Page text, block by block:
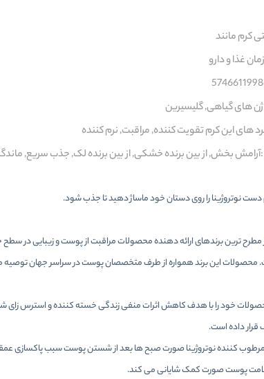
کرم مانند
غذا و دارو
های گیاهی, گلیسیرین
های این کرمتقویت کننده,مراقبت, نرم کننده
آرامش بخش, از بین برنده خشکی, از بین برنده لک, جذب سریع,
دست نوتروژینا را روی دستان خود ماساژ دهید تا جذب شود.
ترین برندهای ارائه دهنده محصولات مراقبت از پوست و زیبایی در
محصولات این برند همواره از طرف متخصصان پوست در سراسر جهان
خود را با هدف کاهش اثرات منفی زندگی خسته کننده و استرس
داده است.
مرطوب کننده نوتروژینا صورت صبح ها بعد از شستن پوست سبب پاکسازی
پوست صورت کمک شایانی می کند.